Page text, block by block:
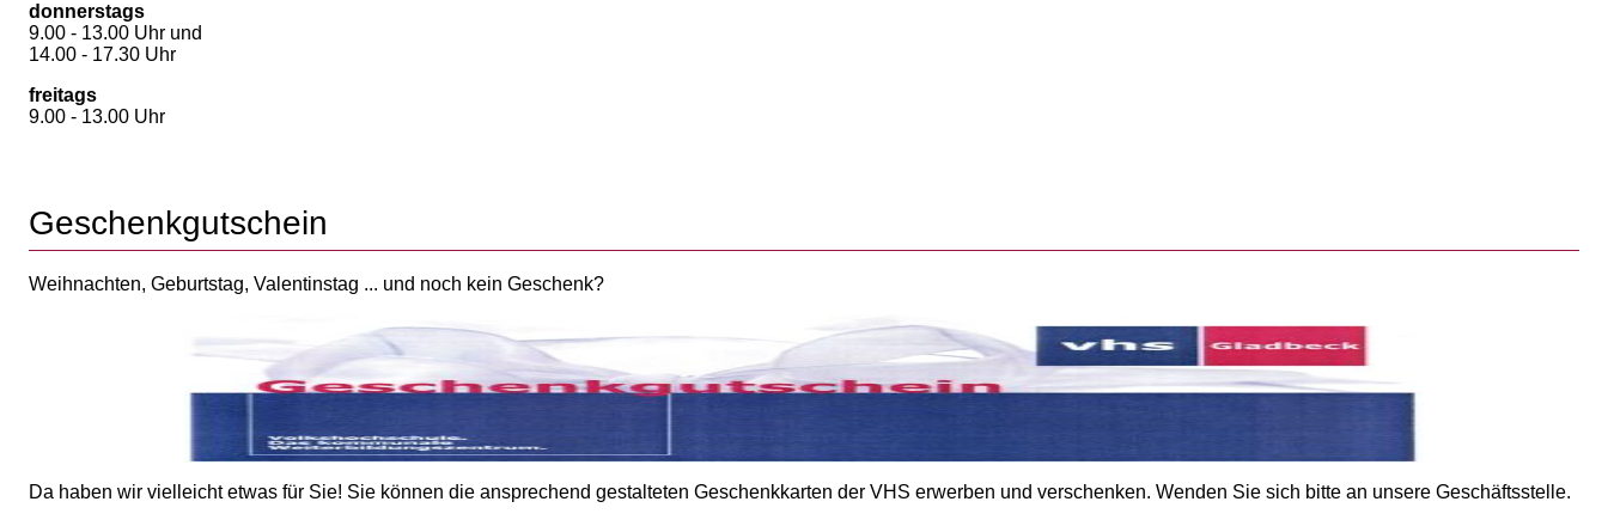
donnerstags
9.00 - 13.00 Uhr und
14.00 - 17.30 Uhr
freitags
9.00 - 13.00 Uhr
Geschenkgutschein
Weihnachten, Geburtstag, Valentinstag ... und noch kein Geschenk?
Da haben wir vielleicht etwas für Sie! Sie können die ansprechend gestalteten Geschenkkarten der VHS erwerben und verschenken. Wenden Sie sich bitte an unsere Geschäftsstelle.